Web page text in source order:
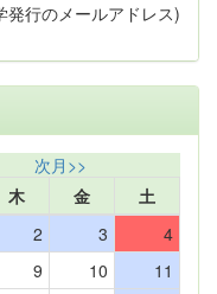
行のメールアドレス)
次月>>
木 金
土
2 3
4
9 10
11